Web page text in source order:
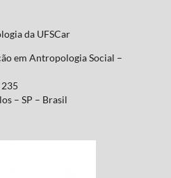
da UFSCar
em Antropologia Social –
– SP – Brasil